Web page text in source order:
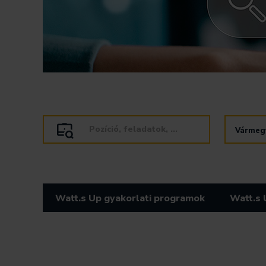
Szövegbevitel
hatására
frissülni
pozíciók
listája.
a
pozíciók
listája.
Watt.s Up gyakorlati programok Watt.s